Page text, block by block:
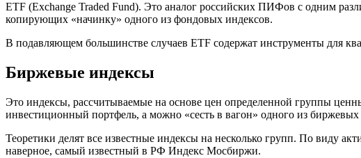
ETF (Exchange Traded Fund). Это аналог российских ПИФов с одним
копирующих «начинку» одного из фондовых индексов.
В подавляющем большинстве случаев ETF содержат инструменты для
Биржевые индексы
Это индексы, рассчитываемые на основе цен определенной группы
инвестиционный портфель, а можно «сесть в вагон» одного из биржевых
Теоретики делят все известные индексы на несколько групп. По виду
наверное, самый известный в РФ Индекс Мосбиржи.